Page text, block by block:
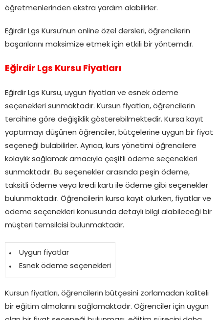
öğretmenlerinden ekstra yardım alabilirler.
Eğirdir Lgs Kursu’nun online özel dersleri, öğrencilerin
başarılarını maksimize etmek için etkili bir yöntemdir.
Eğirdir Lgs Kursu Fiyatları
Eğirdir Lgs Kursu, uygun fiyatları ve esnek ödeme
seçenekleri sunmaktadır. Kursun fiyatları, öğrencilerin
tercihine göre değişiklik gösterebilmektedir. Kursa kayıt
yaptırmayı düşünen öğrenciler, bütçelerine uygun bir fiyat
seçeneği bulabilirler. Ayrıca, kurs yönetimi öğrencilere
kolaylık sağlamak amacıyla çeşitli ödeme seçenekleri
sunmaktadır. Bu seçenekler arasında peşin ödeme,
taksitli ödeme veya kredi kartı ile ödeme gibi seçenekler
bulunmaktadır. Öğrencilerin kursa kayıt olurken, fiyatlar ve
ödeme seçenekleri konusunda detaylı bilgi alabileceği bir
müşteri temsilcisi bulunmaktadır.
Uygun fiyatlar
Esnek ödeme seçenekleri
Kursun fiyatları, öğrencilerin bütçesini zorlamadan kaliteli
bir eğitim almalarını sağlamaktadır. Öğrenciler için uygun